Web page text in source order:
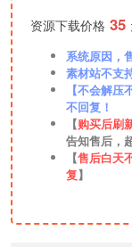
资源下载价格 35
系统原因，
素材站不支
【不会解
不回复！
【购买后刷
告知售后，
【售后白天
复】